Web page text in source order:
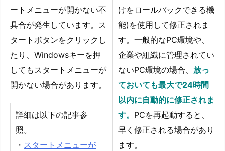
ートメニューが開かない不
具合が発生しています。ス
タートボタンをクリックし
たり、Windowsキーを押
してもスタートメニューが
開かない場合があります。
詳細は以下の記事参
照。
・ スタートメニューが
けをロールバックできる機
能)を使用して修正されま
す。一般的なPC環境や、
企業や組織に管理されてい
ないPC環境の場合、 放っ
ておいても最大で24時間
以内に自動的に修正されま
す。 PCを再起動すると、
早く修正される場合があり
ます。